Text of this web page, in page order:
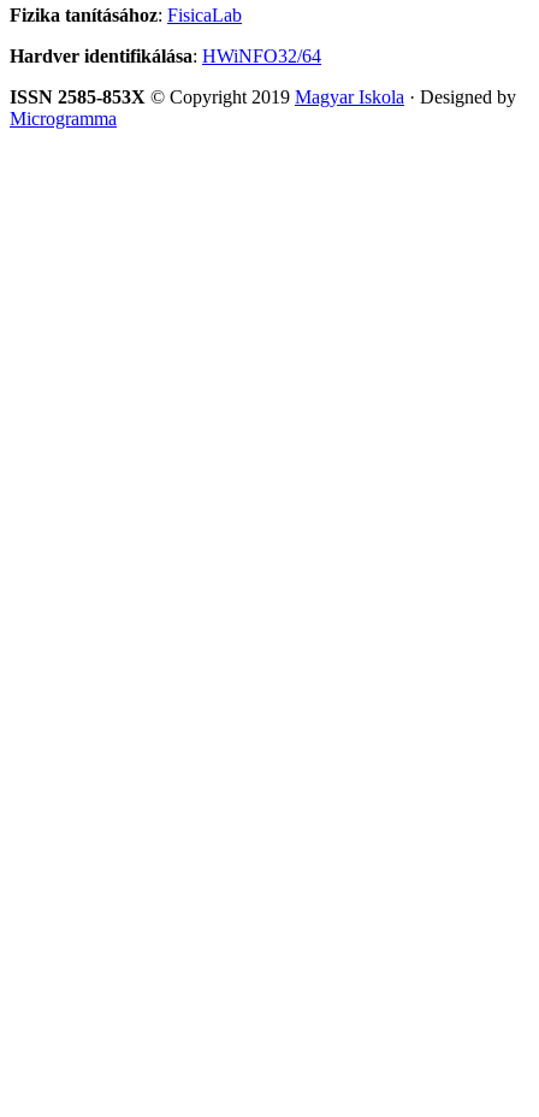
Fizika tanításához: FisicaLab
Hardver identifikálása: HWiNFO32/64
ISSN 2585-853X © Copyright 2019 Magyar Iskola · Designed by
Microgramma